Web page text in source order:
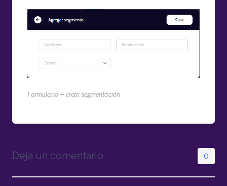
Formulario – crear segmentación
Deja un comentario 0